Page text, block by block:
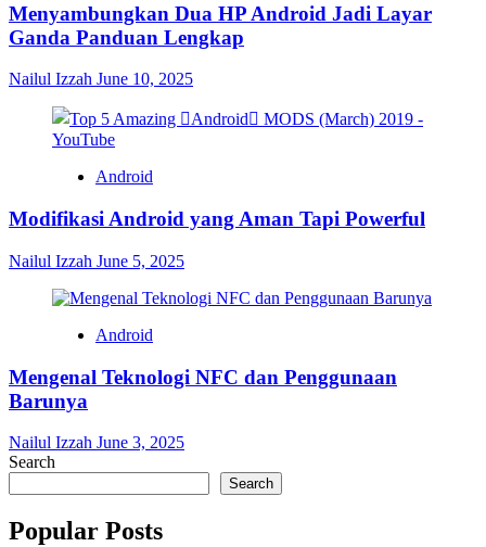
Menyambungkan Dua HP Android Jadi Layar
Ganda Panduan Lengkap
Nailul Izzah June 10, 2025
Android
Modifikasi Android yang Aman Tapi Powerful
Nailul Izzah June 5, 2025
Android
Mengenal Teknologi NFC dan Penggunaan
Barunya
Nailul Izzah June 3, 2025
Search
Search
Popular Posts